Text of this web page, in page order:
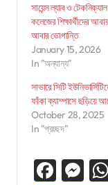
সায়েন্স ল্যাব ও টেকনিক্যাল মোড়ে সাত
কলেজের শিক্ষার্থীদের
আবার ভোগান্তি
January 15, 2026
In "অন্যান্য"
সাভারে সিটি
ফাঁকা ক্যাম্পাসে ছড়িয়ে
October 28, 2025
In "প্রচ্ছদ"